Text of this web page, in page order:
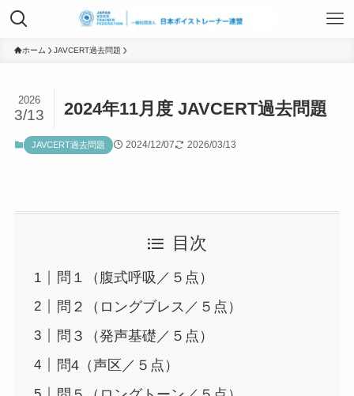
日本ボイストレーナー連盟資格認定につ
ボイストレーニング勉強会
組織概要
年間事業計画
ホーム JAVCERT過去問題
2024年11月度 JAVCERT過去問題
2026
3/13
JAVCERT過去問題 2024/12/07 2026/03/13
目次
問１（腹式呼吸／５点）
問２（ロングブレス／５点）
問３（発声基礎／５点）
問4（声区／５点）